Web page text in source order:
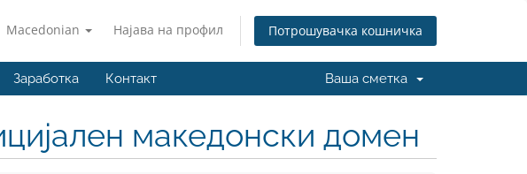
Macedonian Најава на профил Потрошувачка кошничка
Заработка Контакт Ваша сметка
македонски домен